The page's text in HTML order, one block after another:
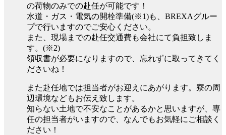
の荷物のみでの赴任が可能です！
水道・ガス・電気の開栓準備(※1)も、BREXAグルー
プで行いますのでご安心ください。
また、現場までの赴任交通費も会社にて負担致しま
す。(※2)
領収書が必要になりますので、忘れずに取ってきてく
ださいね！
また赴任地では担当者がお迎えにあがります。寮の周
辺環境などもお伝え致します。
知らない土地で不安なことがあるかと思いますが、専
任の担当者がいますので、なんでもお気軽にご相談く
ださい！